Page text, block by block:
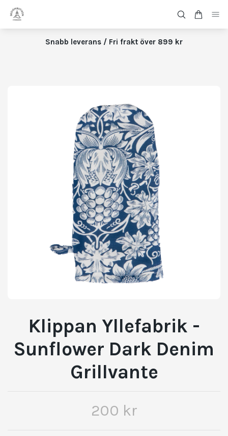
Snabb leverans / Fri frakt över 899 kr
Klippan Yllefabrik -
Sunflower Dark Denim
Grillvante
200 kr